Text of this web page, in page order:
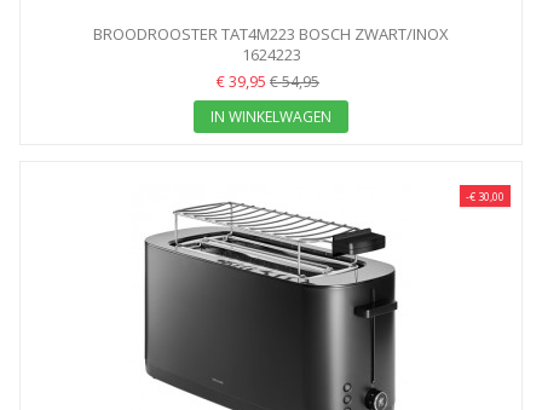
BROODROOSTER TAT4M223 BOSCH ZWART/INOX
1624223
€ 39,95 € 54,95
IN WINKELWAGEN
-€ 30,00